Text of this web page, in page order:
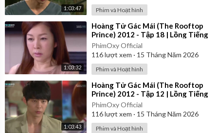
1:03:47 Phim và Hoạt hình
1:03:32
⁣Hoàng Tử Gác Mái (The Rooftop
Prince) 2012 - Tập 18 | Lồng Tiếng
PhimOxy Official
116lượt xem · 15 Tháng Năm 2026
Phim và Hoạt hình
1:03:43
⁣Hoàng Tử Gác Mái (The Rooftop
Prince) 2012 - Tập 12 | Lồng Tiếng
PhimOxy Official
116lượt xem · 15 Tháng Năm 2026
Phim và Hoạt hình